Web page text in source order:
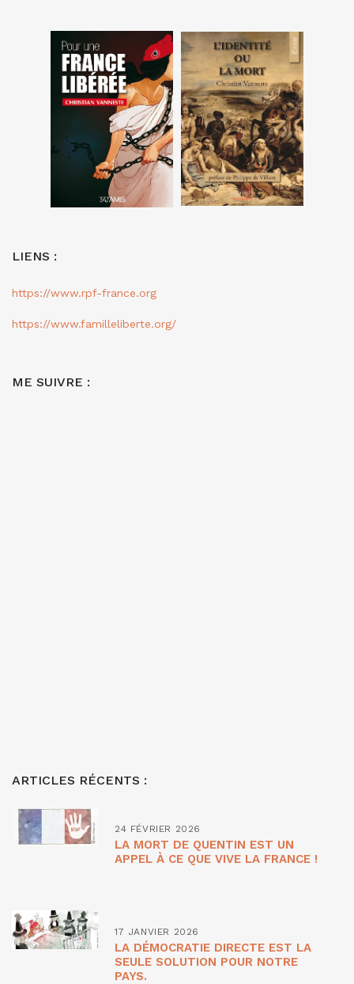
LIENS :
https://www.rpf-france.org
https://www.familleliberte.org/
ME SUIVRE :
ARTICLES RÉCENTS :
24 FÉVRIER 2026
LA MORT DE QUENTIN EST UN
APPEL À CE QUE VIVE LA FRANCE !
17 JANVIER 2026
LA DÉMOCRATIE DIRECTE EST LA
SEULE SOLUTION POUR NOTRE
PAYS.